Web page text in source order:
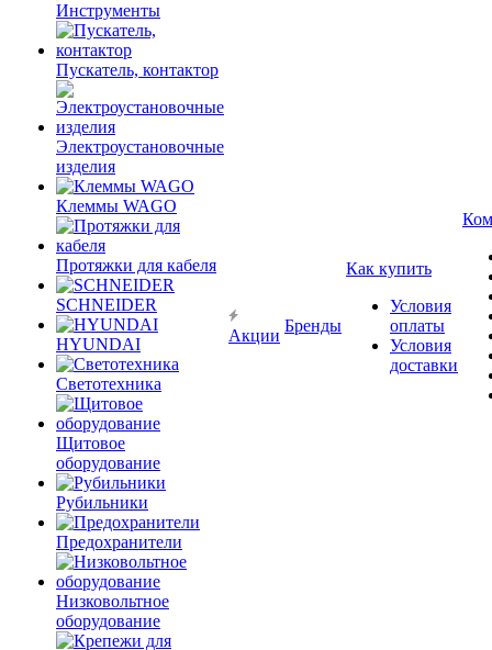
Инструменты
Пускатель, контактор
Электроустановочные
изделия
Клеммы WAGO
Протяжки для кабеля
SCHNEIDER
HYUNDAI
Светотехника
Щитовое
оборудование
Рубильники
Предохранители
Низковольтное
оборудование
Акции
Бренды
Как купить
Условия
оплаты
Условия
доставки